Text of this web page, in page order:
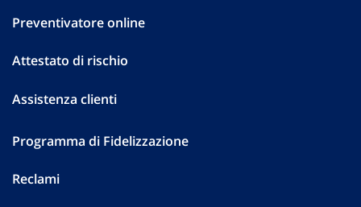
Preventivatore online
Attestato di rischio
Assistenza clienti
Programma di Fidelizzazione
Reclami